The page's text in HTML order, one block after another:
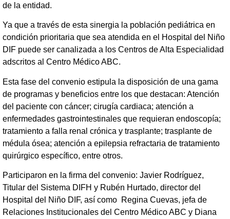
de la entidad.
Ya que a través de esta sinergia la población pediátrica en
condición prioritaria que sea atendida en el Hospital del Niño
DIF puede ser canalizada a los Centros de Alta Especialidad
adscritos al Centro Médico ABC.
Esta fase del convenio estipula la disposición de una gama
de programas y beneficios entre los que destacan: Atención
del paciente con cáncer; cirugía cardiaca; atención a
enfermedades gastrointestinales que requieran endoscopía;
tratamiento a falla renal crónica y trasplante; trasplante de
médula ósea; atención a epilepsia refractaria de tratamiento
quirúrgico específico, entre otros.
Participaron en la firma del convenio: Javier Rodríguez,
Titular del Sistema DIFH y Rubén Hurtado, director del
Hospital del Niño DIF, así como Regina Cuevas, jefa de
Relaciones Institucionales del Centro Médico ABC y Diana